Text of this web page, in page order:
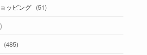
ッピング (51)
(485)